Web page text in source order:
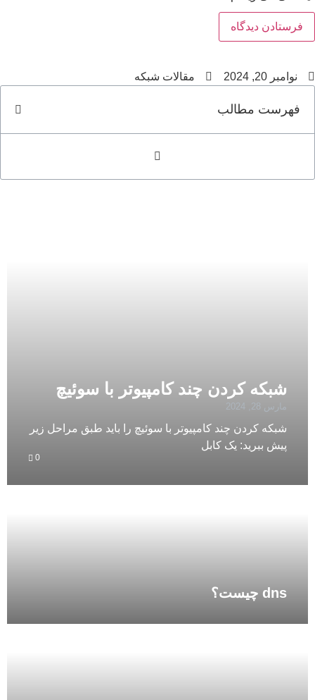
نوامبر 20, 2024 مقالات شبکه
فهرست مطالب
شبکه کردن چند کامپیوتر با سوئیچ
مارس 28, 2024
شبکه کردن چند کامپیوتر با سوئیچ را باید طبق مراحل زیر
پیش ببرید: یک کابل
0
dns چیست؟